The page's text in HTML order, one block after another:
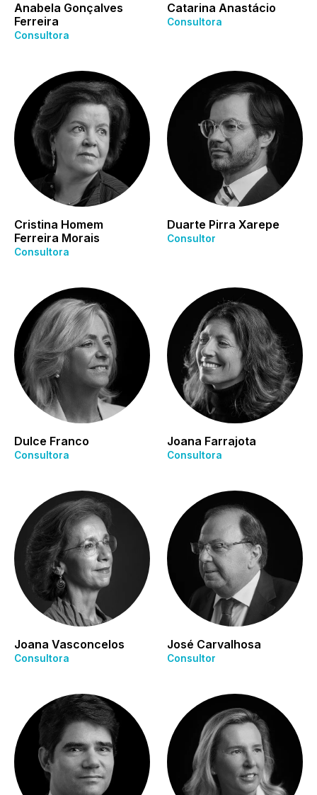
Anabela Gonçalves
Ferreira
Consultora
Catarina Anastácio
Consultora
Cristina Homem
Ferreira Morais
Consultora
Duarte Pirra Xarepe
Consultor
Dulce Franco
Consultora
Joana Farrajota
Consultora
Joana Vasconcelos
Consultora
José Carvalhosa
Consultor